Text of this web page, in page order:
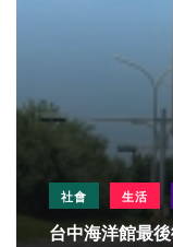
社會 生活
台中海洋館最